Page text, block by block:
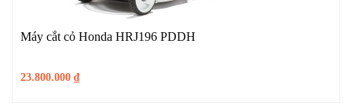
Máy cắt cỏ Honda HRJ196 PDDH
23.800.000 ₫